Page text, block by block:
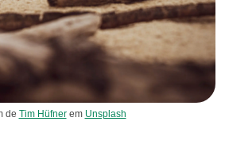
de Tim Hüfnerem Unsplash